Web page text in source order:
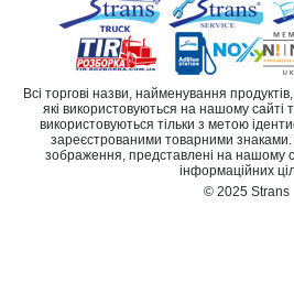
Всі торгові назви, найменування
які використовуються на нашому сайті
використовуються тільки з метою
зареєстрованими товарними знаками.
зображення, представлені на нашому
інформаційних
© 2025 Strans